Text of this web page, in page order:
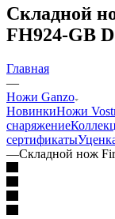
Складной
FH924-GB
Главная
—
Ножи Ganzo
НовинкиНожи
снаряжение
сертификаты
—Складной нож